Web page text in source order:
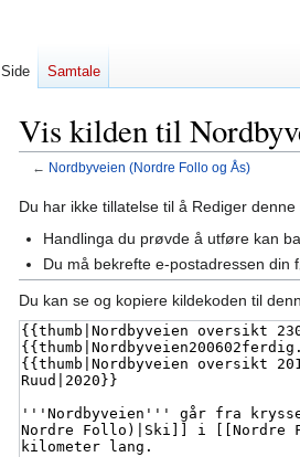
Vis kilden til
← Nordbyveien (Nordre Follo og Ås)
Hopp
navigering
Hopp
Du har ikke tillatelse til å Rediger
Handlinga du prøvde å utføre kan
Du må bekrefte e-postadressen din
Du kan se og kopiere kildekoden til
Side Samtale